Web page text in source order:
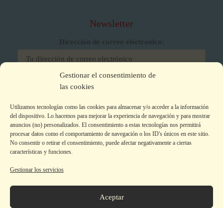
Gestionar el consentimiento de
las cookies
Utilizamos tecnologías como las cookies para almacenar y/o acceder a la información
del dispositivo. Lo hacemos para mejorar la experiencia de navegación y para mostrar
anuncios (no) personalizados. El consentimiento a estas tecnologías nos permitirá
procesar datos como el comportamiento de navegación o los ID's únicos en este sitio.
No consentir o retirar el consentimiento, puede afectar negativamente a ciertas
características y funciones.
Gestionar los servicios
Aceptar
Newsletter
Dirección de correo electrónico:
He leído y acepto los términos y condiciones
Colecciones